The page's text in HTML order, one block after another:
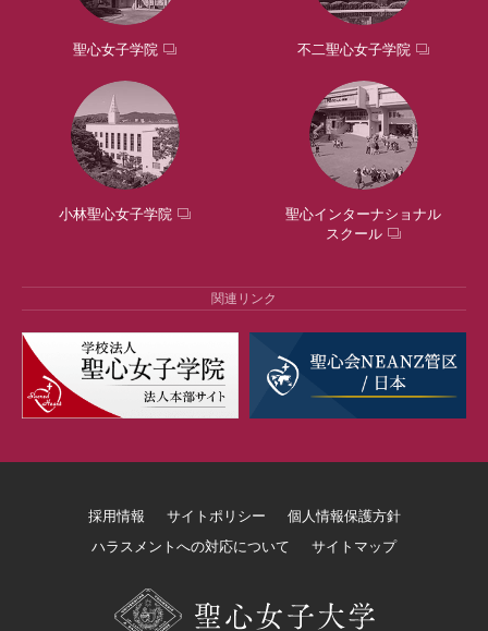
聖心女子学院 不二聖心女子学院
小林聖心女子学院
聖心インターナショナル
スクール
関連リンク
採用情報 サイトポリシー
個人情報保護方針
ハラスメントへの対応について
サイトマップ